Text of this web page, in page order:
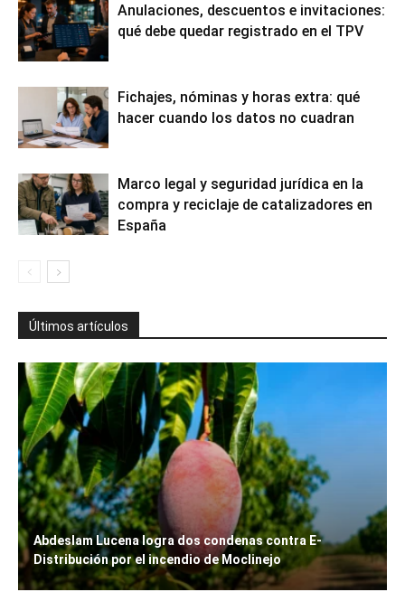
Anulaciones, descuentos e invitaciones:
qué debe quedar registrado en el TPV
Fichajes, nóminas y horas extra: qué
hacer cuando los datos no cuadran
Marco legal y seguridad jurídica en la
compra y reciclaje de catalizadores en
España
Últimos artículos
Abdeslam Lucena logra dos condenas contra E-
Distribución por el incendio de Moclinejo